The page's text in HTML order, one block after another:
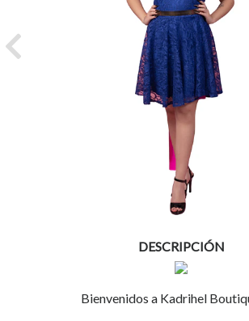
Previous
DESCRIPCIÓN
Bienvenidos a Kadrihel